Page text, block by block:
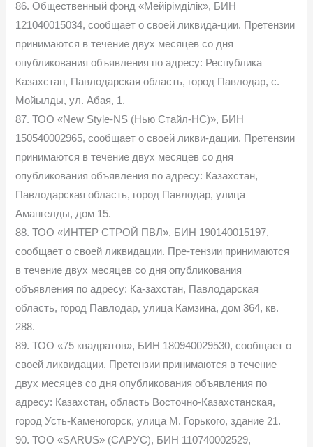
86. Общественный фонд «Мейірімділік», БИН
121040015034, сообщает о своей ликвида-ции. Претензии
принимаются в течение двух месяцев со дня
опубликования объявления по адресу: Республика
Казахстан, Павлодарская область, город Павлодар, с.
Мойылды, ул. Абая, 1.
87. ТОО «New Style-NS (Нью Стайл-НС)», БИН
150540002965, сообщает о своей ликви-дации. Претензии
принимаются в течение двух месяцев со дня
опубликования объявления по адресу: Казахстан,
Павлодарская область, город Павлодар, улица
Амангелды, дом 15.
88. ТОО «ИНТЕР СТРОЙ ПВЛ», БИН 190140015197,
сообщает о своей ликвидации. Пре-тензии принимаются
в течение двух месяцев со дня опубликования
объявления по адресу: Ка-захстан, Павлодарская
область, город Павлодар, улица Камзина, дом 364, кв.
288.
89. ТОО «75 квадратов», БИН 180940029530, сообщает о
своей ликвидации. Претензии принимаются в течение
двух месяцев со дня опубликования объявления по
адресу: Казахстан, область Восточно-Казахстанская,
город Усть-Каменогорск, улица М. Горького, здание 21.
90. ТОО «SARUS» (САРУС), БИН 110740002529,